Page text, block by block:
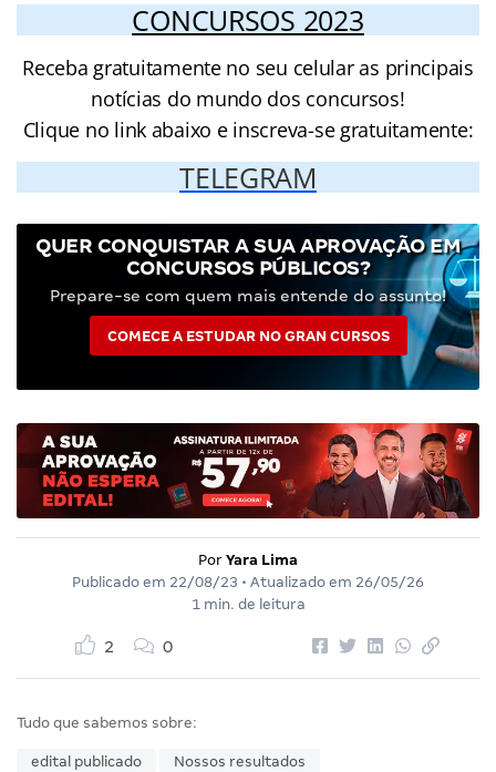
CONCURSOS 2023
Receba gratuitamente no seu celular as principais
notícias do mundo dos concursos!
Clique no link abaixo e inscreva-se gratuitamente:
TELEGRAM
QUER CONQUISTAR A SUA APROVAÇÃO EM
CONCURSOS PÚBLICOS?
Prepare-se com quem mais entende do assunto!
COMECE A ESTUDAR NO GRAN CURSOS
Por Yara Lima
Publicado em 22/08/23 • Atualizado em 26/05/26
1 min. de leitura
2 0
Tudo que sabemos sobre:
edital publicado Nossos resultados